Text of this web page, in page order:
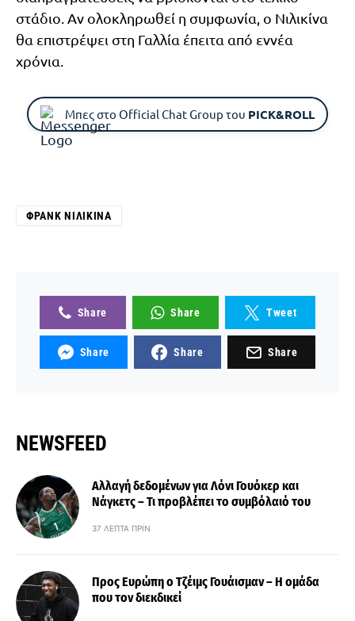
στάδιο. Αν ολοκληρωθεί η συμφωνία, ο Νιλικίνα
θα επιστρέψει στη Γαλλία έπειτα από εννέα
χρόνια.
Μπες στο Official Chat Group του PICK&ROLL
ΦΡΑΝΚ ΝΙΛΙΚΊΝΑ
Share Share Tweet
Share Share Share
NEWSFEED
Αλλαγή δεδομένων για Λόνι Γουόκερ και
Νάγκετς – Τι προβλέπει το συμβόλαιό του
37 ΛΕΠΤΆ ΠΡΙΝ
Προς Ευρώπη ο Τζέιμς Γουάισμαν – Η ομάδα
που τον διεκδικεί